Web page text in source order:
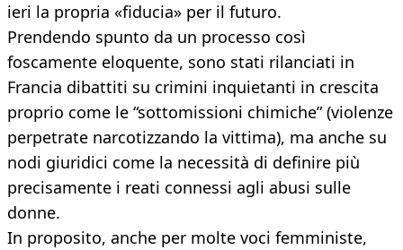
ieri la propria «fiducia» per il futuro.
Prendendo spunto da un processo così
foscamente eloquente, sono stati rilanciati in
Francia dibattiti su crimini inquietanti in crescita
proprio come le “sottomissioni chimiche” (violenze
perpetrate narcotizzando la vittima), ma anche su
nodi giuridici come la necessità di definire più
precisamente i reati connessi agli abusi sulle
donne.
In proposito, anche per molte voci femministe,